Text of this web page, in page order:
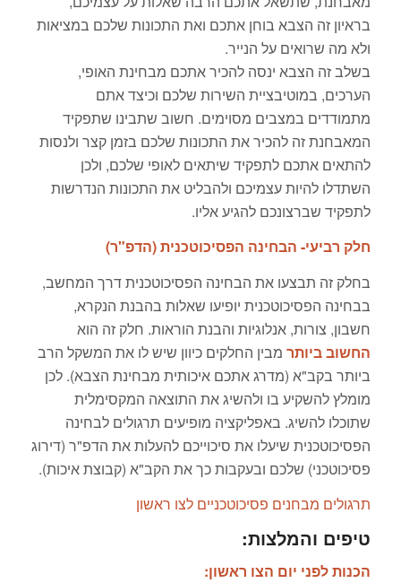
בראיון זה הצבא בוחן אתכם ואת התכונות שלכם במציאות
ולא מה שרואים על הנייר.
בשלב זה הצבא ינסה להכיר אתכם מבחינת האופי,
הערכים, במוטיבציית השירות שלכם וכיצד אתם
מתמודדים במצבים מסוימים. חשוב שתבינו שתפקיד
המאבחנת זה להכיר את התכונות שלכם בזמן קצר ולנסות
להתאים אתכם לתפקיד שיתאים לאופי שלכם, ולכן
השתדלו להיות עצמיכם ולהבליט את התכונות הנדרשות
לתפקיד שברצונכם להגיע אליו.
חלק רביעי- הבחינה הפסיכוטכנית (הדפ"ר)
בחלק זה תבצעו את הבחינה הפסיכוטכנית דרך המחשב,
בבחינה הפסיכוטכנית יופיעו שאלות בהבנת הנקרא,
חשבון, צורות, אנלוגיות והבנת הוראות. חלק זה הוא
החשוב ביותרמבין החלקים כיוון שיש לו את המשקל הרב
ביותר בקב"א (מדרג אתכם איכותית מבחינת הצבא). לכן
מומלץ להשקיע בו ולהשיג את התוצאה המקסימלית
שתוכלו להשיג. באפליקציה מופיעים תרגולים לבחינה
הפסיכוטכנית שיעלו את סיכוייכם להעלות את הדפ"ר (דירוג
פסיכוטכני) שלכם ובעקבות כך את הקב"א (קבוצת איכות).
תרגולים מבחנים פסיכוטכניים לצו ראשון
טיפים והמלצות:
הכנות לפני יום הצו ראשון: